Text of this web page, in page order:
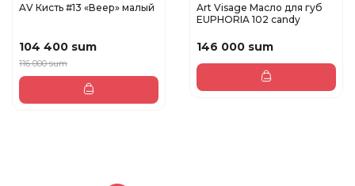
AV Кисть #13 «Веер» малый
104 400 sum
116 000 sum
Art Visage Масло для губ
EUPHORIA 102 candy
146 000 sum